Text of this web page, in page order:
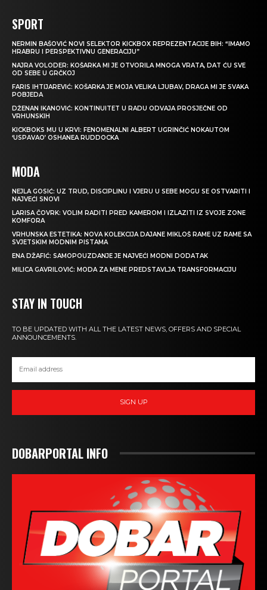
SPORT
NERMIN BAŠOVIĆ NOVI SELEKTOR KICKBOX REPREZENTACIJE BIH: “IMAMO
HRABRU I PERSPEKTIVNU GENERACIJU”
NAJRA VOLODER: KOŠARKA MI JE OTVORILA MNOGA VRATA, DAT ĆU SVE
OD SEBE U GRČKOJ
FARIS IHTIJAREVIĆ: KOŠARKA JE MOJA VELIKA LJUBAV, DRAGA MI JE SVAKA
POBJEDA
DŽENAN IKANOVIĆ: KONTINUITET U RADU ODVAJA PROSJEČNE OD
VRHUNSKIH
KICKBOKS MU U KRVI: FENOMENALNI ALBERT UGRINČIĆ NOKAUTOM
‘USPAVAO’ OSHANEA RUDDOCKA
MODA
NEJLA GOSIĆ: UZ TRUD, DISCIPLINU I VJERU U SEBE MOGU SE OSTVARITI I
NAJVEĆI SNOVI
LARISA ČOVRK: VOLIM RADITI PRED KAMEROM I IZLAZITI IZ SVOJE ZONE
KOMFORA
VRHUNSKA ESTETIKA: NOVA KOLEKCIJA DAJANE MIKLOŠ RAME UZ RAME SA
SVJETSKIM MODNIM PISTAMA
ENA DŽAFIĆ: SAMOPOUZDANJE JE NAJVEĆI MODNI DODATAK
MILICA GAVRILOVIĆ: MODA ZA MENE PREDSTAVLJA TRANSFORMACIJU
STAY IN TOUCH
TO BE UPDATED WITH ALL THE LATEST NEWS, OFFERS AND SPECIAL
ANNOUNCEMENTS.
SIGN UP
DOBARPORTAL INFO